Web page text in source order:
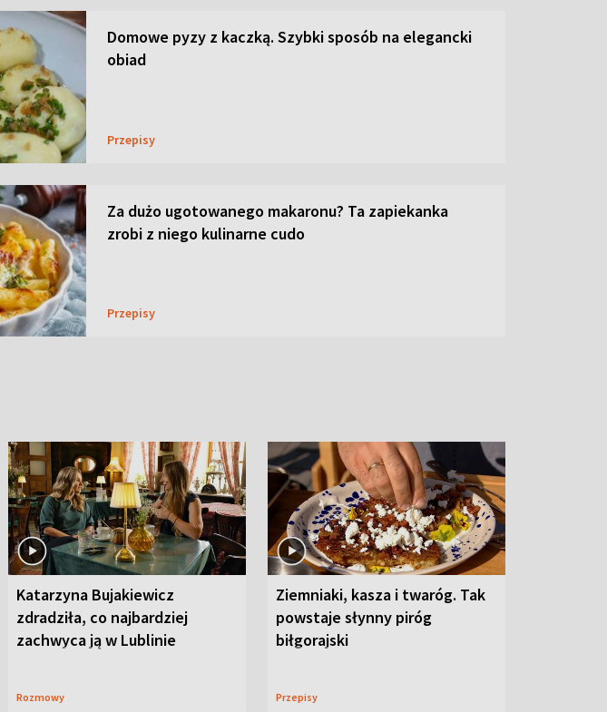
Domowe pyzy z kaczką. Szybki sposób na elegancki
obiad
Przepisy
Za dużo ugotowanego makaronu? Ta zapiekanka
zrobi z niego kulinarne cudo
Przepisy
Katarzyna Bujakiewicz
zdradziła, co najbardziej
zachwyca ją w Lublinie
Rozmowy
Ziemniaki, kasza i twaróg. Tak
powstaje słynny piróg
biłgorajski
Przepisy